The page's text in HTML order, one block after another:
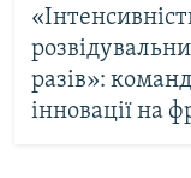
разів»:
інновації на